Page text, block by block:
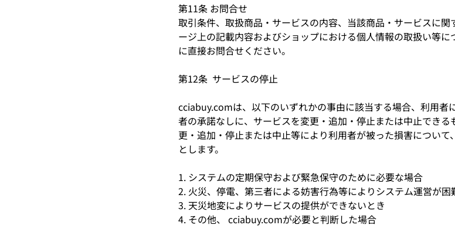
第11条 お問合せ
取引条件、取扱商品・サービスの内容、当該商品・サービスに
ージ上の記載内容およびショップにおける個人情報の取扱い等
に直接お問合せください。
第12条 サービスの停止
cciabuy.comは、以下のいずれかの事由に該当する場合、利用者
者の承諾なしに、サービスを変更・追加・停止または中止でき
更・追加・停止または中止等により利用者が被った損害につい
とします。
1. システムの定期保守および緊急保守のために必要な場合
2. 火災、停電、第三者による妨害行為等によりシステム運営が困
3. 天災地変によりサービスの提供ができないとき
4. その他、 cciabuy.comが必要と判断した場合